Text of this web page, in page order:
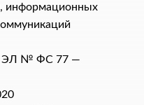
информационных
ЭЛ № ФС 77 —